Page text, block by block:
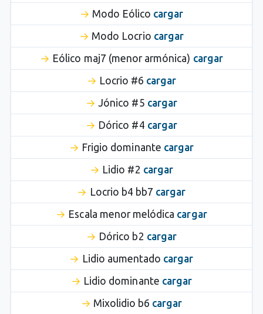
Modo Eólico cargar
Modo Locrio cargar
Eólico maj7 (menor armónica) cargar
Locrio #6 cargar
Jónico #5 cargar
Dórico #4 cargar
Frigio dominante cargar
Lidio #2 cargar
Locrio b4 bb7 cargar
Escala menor melódica cargar
Dórico b2 cargar
Lidio aumentado cargar
Lidio dominante cargar
Mixolidio b6 cargar